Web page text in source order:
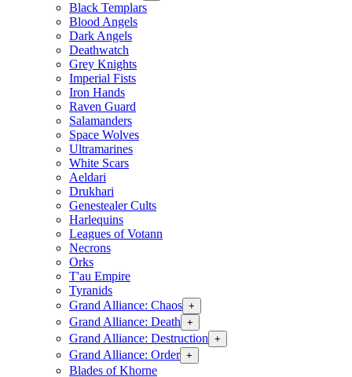
Black Templars
Blood Angels
Dark Angels
Deathwatch
Grey Knights
Imperial Fists
Iron Hands
Raven Guard
Salamanders
Space Wolves
Ultramarines
White Scars
Aeldari
Drukhari
Genestealer Cults
Harlequins
Leagues of Votann
Necrons
Orks
T'au Empire
Tyranids
Grand Alliance: Chaos +
Grand Alliance: Death +
Grand Alliance: Destruction +
Grand Alliance: Order +
Blades of Khorne